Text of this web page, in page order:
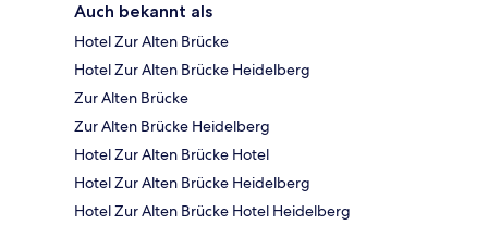
Auch bekannt als
Hotel Zur Alten Brücke
Hotel Zur Alten Brücke Heidelberg
Zur Alten Brücke
Zur Alten Brücke Heidelberg
Hotel Zur Alten Brücke Hotel
Hotel Zur Alten Brücke Heidelberg
Hotel Zur Alten Brücke Hotel Heidelberg